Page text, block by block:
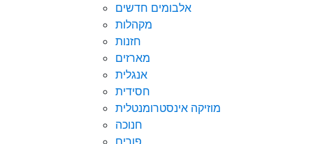
אלבומים חדשים
מקהלות
חזנות
מארזים
אנגלית
חסידית
מוזיקה אינסטרומנטלית
חנוכה
פורים